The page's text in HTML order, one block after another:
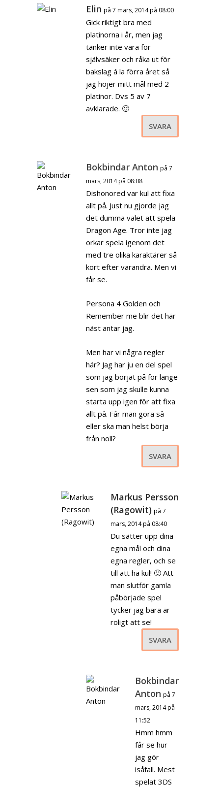
Elin på 7 mars, 2014 på 08:00
Gick riktigt bra med
platinorna i år, men jag
tänker inte vara för
självsäker och råka ut för
bakslag á la förra året så
jag höjer mitt mål med 2
platinor. Dvs 5 av 7
avklarade. 🙂
SVARA
Bokbindar Anton på 7
mars, 2014 på 08:08
Dishonored var kul att fixa
allt på. Just nu gjorde jag
det dumma valet att spela
Dragon Age. Tror inte jag
orkar spela igenom det
med tre olika karaktärer så
kort efter varandra. Men vi
får se.
Persona 4 Golden och
Remember me blir det här
näst antar jag.
Men har vi några regler
här? Jag har ju en del spel
som jag börjat på för länge
sen som jag skulle kunna
starta upp igen för att fixa
allt på. Får man göra så
eller ska man helst börja
från noll?
SVARA
Markus Persson
(Ragowit) på 7
mars, 2014 på 08:40
Du sätter upp dina
egna mål och dina
egna regler, och se
till att ha kul! 🙂 Att
man slutför gamla
påbörjade spel
tycker jag bara är
roligt att se!
SVARA
Bokbindar
Anton på 7
mars, 2014 på
11:52
Hmm hmm
får se hur
jag gör
isåfall. Mest
spelat 3DS